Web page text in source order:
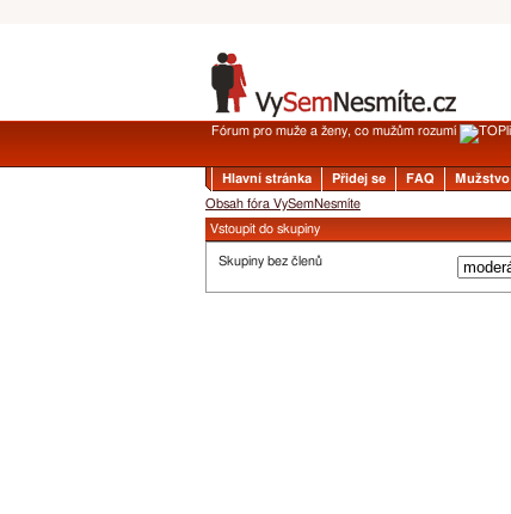
Fórum pro muže a ženy, co mužům rozumí
Hlavní stránka Přidej se FAQ Mužstvo
Obsah fóra VySemNesmíte
Vstoupit do skupiny
Skupiny bez členů